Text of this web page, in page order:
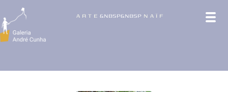
A R T E &NBSP&NBSP N A Ï F